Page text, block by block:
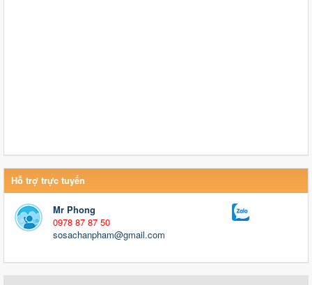
Hỗ trợ trực tuyến
Mr Phong
0978 87 87 50
sosachanpham@gmail.com